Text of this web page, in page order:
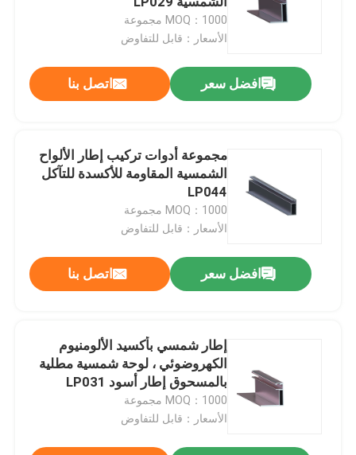
MOQ：1000 مجموعة
الأسعار：قابل للتفاوض
افضل سعر اتصل بنا
مجموعة أدوات تركيب إطار الألواح
الشمسية المقاومة للأكسدة للتآكل
LP044
MOQ：1000 مجموعة
الأسعار：قابل للتفاوض
افضل سعر اتصل بنا
إطار شمسي بأكسيد الألومنيوم
الكهروضوئي ، لوحة شمسية مطلية
بالمسحوق إطار أسود LP031
MOQ：1000 مجموعة
الأسعار：قابل للتفاوض